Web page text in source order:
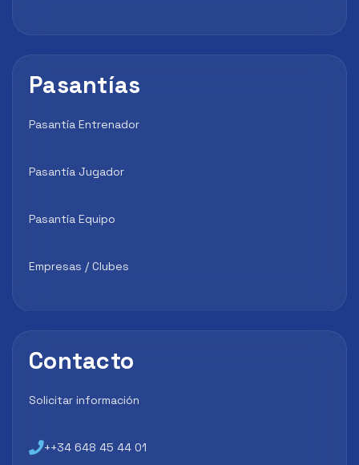
Pasantías
Pasantía Entrenador
Pasantía Jugador
Pasantía Equipo
Empresas / Clubes
Contacto
Solicitar información
++34 648 45 44 01